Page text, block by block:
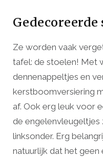
Ze worden vaak
tafel: de stoelen! Met
dennenappeltjes en
kerstboomversiering
af. Ook erg leuk voor
de
linksonder. Erg
natuurlijk dat het